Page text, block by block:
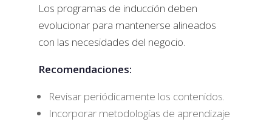
Los programas de inducción deben
evolucionar para mantenerse alineados
con las necesidades del negocio.
Recomendaciones:
Revisar periódicamente los contenidos.
Incorporar metodologías de aprendizaje